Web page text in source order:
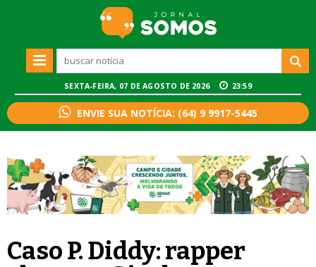
SEXTA-FEIRA, 07 DE AGOSTO DE 2026 23:59
ENVIE SUA NOTÍCIA: (64) 9 9917-5445
Caso P. Diddy: rapper